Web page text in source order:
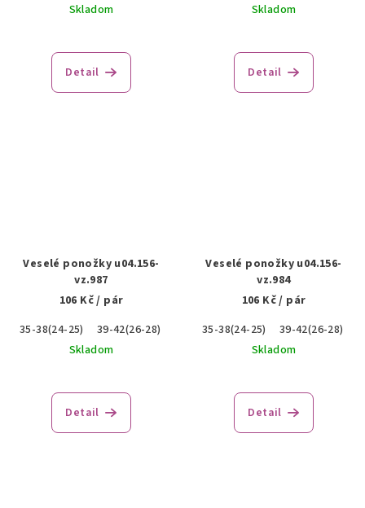
Skladom
Detail
Skladom
Detail
Veselé ponožky u04.156-
vz.987
106 Kč/ pár
35-38(24-25)
39-42(26-28)
43-46(28-29)
Skladom
Detail
Veselé ponožky u04.156-
vz.984
106 Kč/ pár
35-38(24-25)
39-42(26-28)
Skladom
Detail